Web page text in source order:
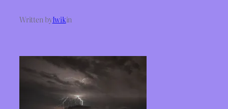
Written byIwikin